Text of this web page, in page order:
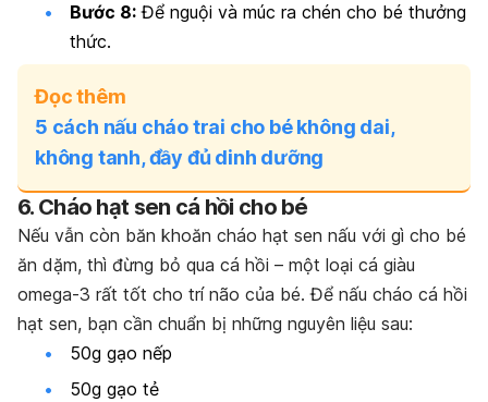
Bước 8: Để nguội và múc ra chén cho bé thưởng
thức.
Đọc thêm
5 cách nấu cháo trai cho bé không dai,
không tanh, đầy đủ dinh dưỡng
6. Cháo hạt sen cá hồi cho bé
Nếu vẫn còn băn khoăn cháo hạt sen nấu với gì cho bé
ăn dặm, thì đừng bỏ qua cá hồi – một loại cá giàu
omega-3 rất tốt cho trí não của bé. Để nấu cháo cá hồi
hạt sen, bạn cần chuẩn bị những nguyên liệu sau:
50g gạo nếp
50g gạo tẻ